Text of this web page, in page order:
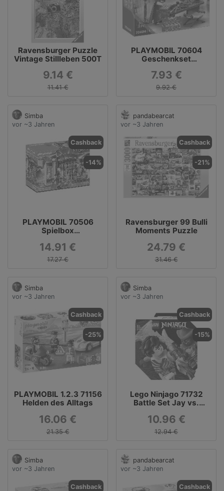
Ravensburger Puzzle
Vintage Stillleben 500T
9.14 €
11.41 €
PLAYMOBIL 70604
Geschenkset
7.93 €
9.92 €
Simba
vor ~3 Jahren
Cashback
-14%
PLAYMOBIL 70506
Spielbox
14.91 €
17.27 €
pandabearcat
vor ~3 Jahren
Cashback
-21%
Ravensburger 99 Bulli
Moments Puzzle
24.79 €
31.46 €
Simba
vor ~3 Jahren
Cashback
-25%
PLAYMOBIL 1.2.3 71156
Helden des Alltags
16.06 €
21.35 €
Simba
vor ~3 Jahren
Cashback
-15%
Lego Ninjago 71732
Battle Set Jay vs.
10.96 €
12.94 €
Simba
vor ~3 Jahren
Cashback
pandabearcat
vor ~3 Jahren
Cashback